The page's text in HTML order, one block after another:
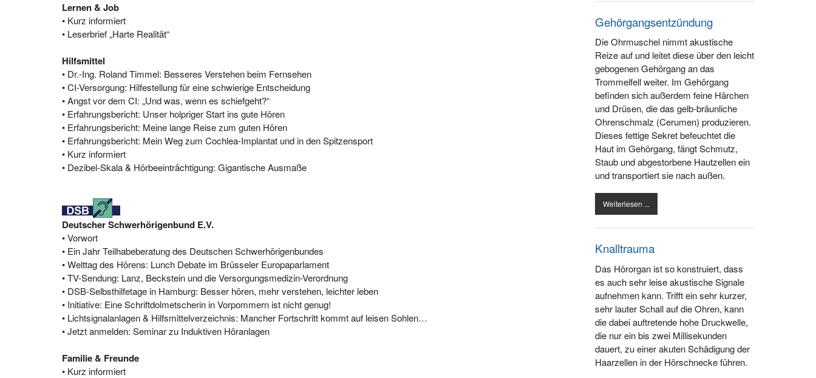
Lernen & Job
• Kurz informiert
• Leserbrief „Harte Realität“
Hilfsmittel
• Dr.-Ing. Roland Timmel: Besseres Verstehen beim Fernsehen
• CI-Versorgung: Hilfestellung für eine schwierige Entscheidung
• Angst vor dem CI: „Und was, wenn es schiefgeht?“
• Erfahrungsbericht: Unser holpriger Start ins gute Hören
• Erfahrungsbericht: Meine lange Reise zum guten Hören
• Erfahrungsbericht: Mein Weg zum Cochlea-Implantat und in den Spitzensport
• Kurz informiert
• Dezibel-Skala & Hörbeeinträchtigung: Gigantische Ausmaße
Deutscher Schwerhörigenbund E.V.
• Vorwort
• Ein Jahr Teilhabeberatung des Deutschen Schwerhörigenbundes
• Welttag des Hörens: Lunch Debate im Brüsseler Europaparlament
• TV-Sendung: Lanz, Beckstein und die Versorgungsmedizin-Verordnung
• DSB-Selbsthilfetage in Hamburg: Besser hören, mehr verstehen, leichter leben
• Initiative: Eine Schriftdolmetscherin in Vorpommern ist nicht genug!
• Lichtsignalanlagen & Hilfsmittelverzeichnis: Mancher Fortschritt kommt auf leisen Sohlen…
• Jetzt anmelden: Seminar zu Induktiven Höranlagen
Familie & Freunde
• Kurz informiert
Gehörgangsentzündung
Die Ohrmuschel nimmt akustische
Reize auf und leitet diese über den leicht
gebogenen Gehörgang an das
Trommelfell weiter. Im Gehörgang
befinden sich außerdem feine Härchen
und Drüsen, die das gelb-bräunliche
Ohrenschmalz (Cerumen) produzieren.
Dieses fettige Sekret befeuchtet die
Haut im Gehörgang, fängt Schmutz,
Staub und abgestorbene Hautzellen ein
und transportiert sie nach außen.
Weiterlesen ...
Knalltrauma
Das Hörorgan ist so konstruiert, dass
es auch sehr leise akustische Signale
aufnehmen kann. Trifft ein sehr kurzer,
sehr lauter Schall auf die Ohren, kann
die dabei auftretende hohe Druckwelle,
die nur ein bis zwei Millisekunden
dauert, zu einer akuten Schädigung der
Haarzellen in der Hörschnecke führen.